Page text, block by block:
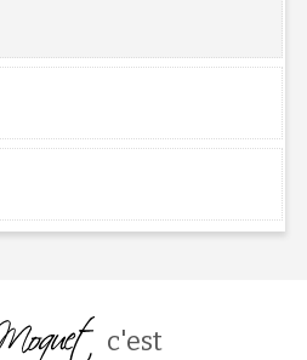
c'est